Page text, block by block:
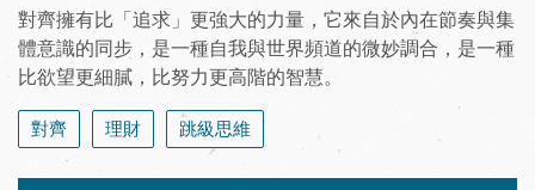
對齊擁有比「追求」更強大的力量，它來自於內在節奏與集
體意識的同步，是一種自我與世界頻道的微妙調合，是一種
比欲望更細膩，比努力更高階的智慧。
對齊 理財 跳級思維